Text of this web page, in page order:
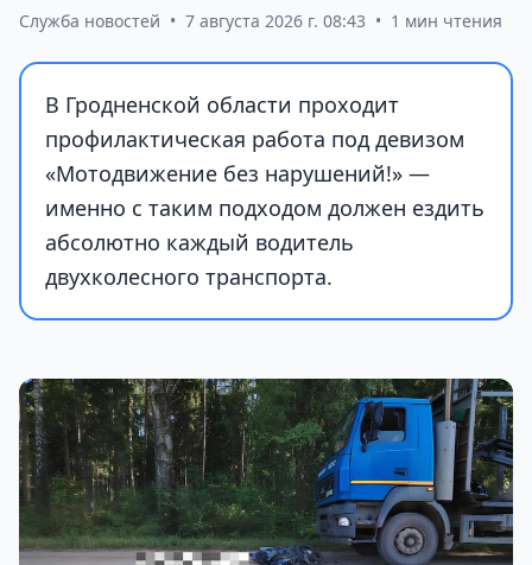
Служба новостей • 7 августа 2026 г. 08:43 • 1 мин чтения
В Гродненской области проходит
профилактическая работа под девизом
«Мотодвижение без нарушений!» —
именно с таким подходом должен ездить
абсолютно каждый водитель
двухколесного транспорта.